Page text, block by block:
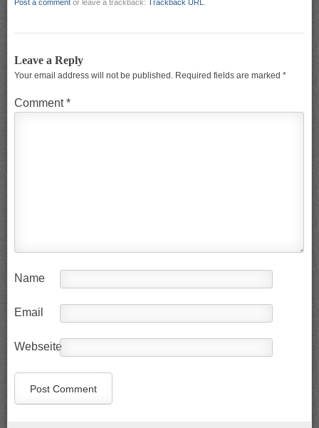
Post a comment or leave a trackback: Trackback URL
Leave a Reply
Your email address will not be published. Required fields are marked *
Comment*
Name
Email
Webseite